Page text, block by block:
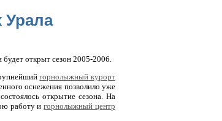
Урала
открыт сезон 2005-2006.
горнолыжный курорт
оснежения позволило уже
открытие сезона. На
работу игорнолыжный центр